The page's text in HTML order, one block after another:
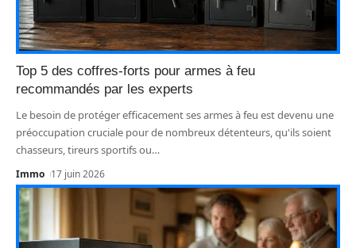
Top 5 des coffres-forts pour armes à feu
recommandés par les experts
Le besoin de protéger efficacement ses armes à feu est devenu une
préoccupation cruciale pour de nombreux détenteurs, qu'ils soient
chasseurs, tireurs sportifs ou…
Immo 17 juin 2026